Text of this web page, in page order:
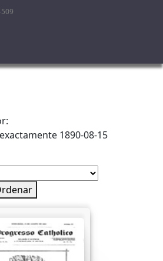
principal
1890-08-15